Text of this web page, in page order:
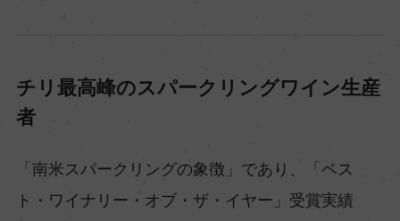
チリ最高峰のスパークリングワイン生産
者
「南米スパークリングの象徴」であり、「ベス
ト・ワイナリー・オブ・ザ・イヤー」受賞実績